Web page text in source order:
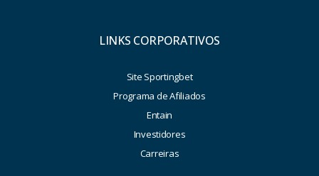
LINKS CORPORATIVOS
Site Sportingbet
Programa de Afiliados
Entain
Investidores
Carreiras